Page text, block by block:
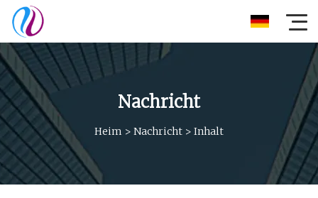
Nachricht
Heim > Nachricht > Inhalt